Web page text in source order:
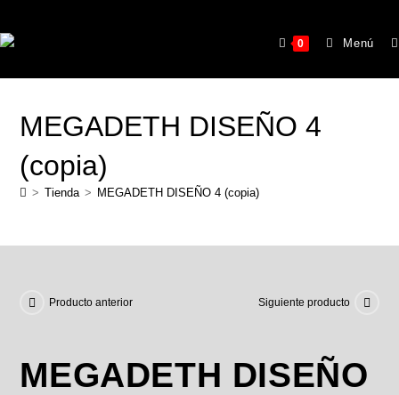
0 Menú
MEGADETH DISEÑO 4
(copia)
> Tienda > MEGADETH DISEÑO 4 (copia)
Producto anterior Siguiente producto
MEGADETH DISEÑO